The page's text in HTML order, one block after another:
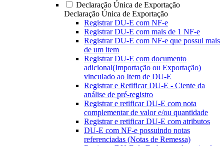
Declaração Única de Exportação
Declaração Única de Exportação
Registrar DU-E com NF-e
Registrar DU-E com mais de 1 NF-e
Registrar DU-E com NF-e que possui mais
de um item
Registrar DU-E com documento
adicional(Importação ou Exportação)
vinculado ao Item de DU-E
Registrar e Retificar DU-E - Ciente da
análise de pré-registro
Registrar e retificar DU-E com nota
complementar de valor e/ou quantidade
Registrar e retificar DU-E com atributos
DU-E com NF-e possuindo notas
referenciadas (Notas de Remessa)